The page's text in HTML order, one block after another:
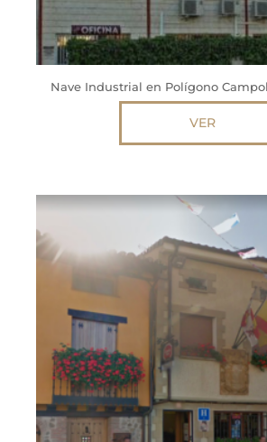
Nave Industrial en Polígono
VER